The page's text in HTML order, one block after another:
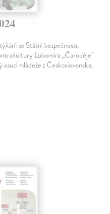
se Státní bezpečnosti,
Lubomíra „Čaroděje“
mládeže z Československa,